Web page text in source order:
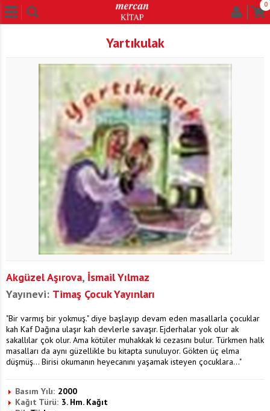
0
Yartıkulak
Akgüzel Aşırova, İsmail Yılmaz
Yayınevi: Timaş Çocuk Yayınları
"Bir varmış bir yokmuş." diye başlayıp devam eden masallarla çocuklar
kah Kaf Dağına ulaşır kah devlerle savaşır. Ejderhalar yok olur ak
sakallılar çok olur. Ama kötüler muhakkak ki cezasını bulur. Türkmen halk
masalları da aynı güzellikle bu kitapta sunuluyor. Gökten üç elma
düşmüş... Birisi okumanın heyecanını yaşamak isteyen çocuklara..."
Basım Yılı: 2000
Kağıt Türü: 3. Hm. Kağıt